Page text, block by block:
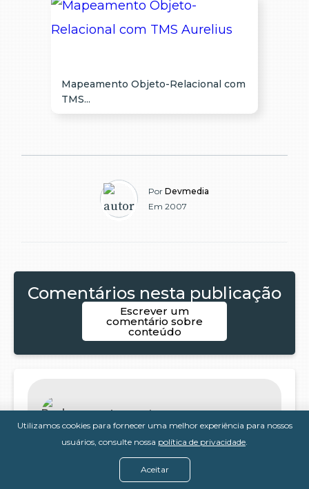
Mapeamento Objeto-Relacional com
TMS...
Por Devmedia
Em 2007
Comentários nesta publicação
Escrever um
comentário sobre
conteúdo
Paulo Morais
massa! mas sinto falta do restante!
aguardo ansiosamente! obrigado!
Utilizamos cookies para fornecer uma melhor experiência para nossos
usuários, consulte nossa política de privacidade.
Aceitar